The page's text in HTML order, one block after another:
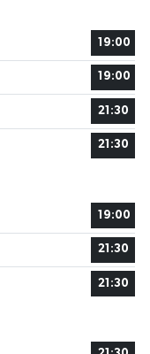
19:00
19:00
21:30
21:30
19:00
21:30
21:30